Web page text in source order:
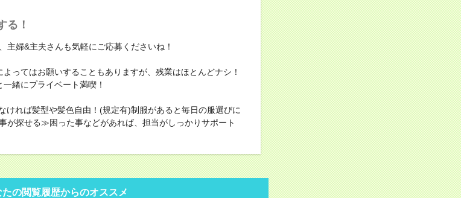
る！
婦&主夫さんも気軽にご応募くださいね！
ってはお願いすることもありますが、残業はほとんどナシ！
緒にプライベート満喫！
れば髪型や髪色自由！(規定有)制服があると毎日の服選びに
が探せる≫困った事などがあれば、担当がしっかりサポート
たの閲覧履歴からのオススメ